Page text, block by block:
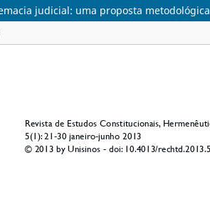
judicial: uma proposta metodológica